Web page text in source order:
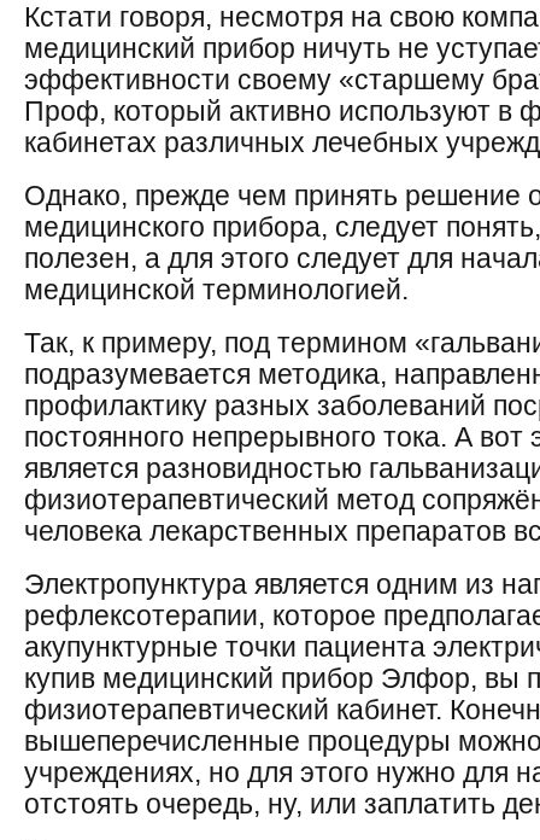
Кстати говоря, несмотря на свою
медицинский прибор ничуть не
эффективности своему «старшему
Проф, который активно используют в
кабинетах различных лечебных
Однако, прежде чем принять решение
медицинского прибора, следует
полезен, а для этого следует для
медицинской терминологией.
Так, к примеру, под термином
подразумевается методика,
профилактику разных заболеваний
постоянного непрерывного тока. А вот
является разновидностью
физиотерапевтический метод
человека лекарственных препаратов
Электропунктура является одним из
рефлексотерапии, которое
акупунктурные точки пациента
купив медицинский прибор Элфор, вы
физиотерапевтический кабинет.
вышеперечисленные процедуры
учреждениях, но для этого нужно для
отстоять очередь, ну, или заплатить